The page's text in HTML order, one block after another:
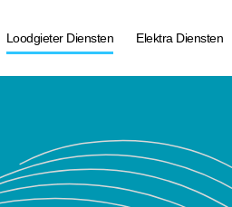
Loodgieter Diensten Elektra Diensten